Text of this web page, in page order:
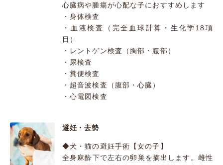
心臓病や腫瘍が心配な子におすすめします
・身体検査
・血液検査（完全血球計算・生化学18項
目）
・レントゲン検査（胸部・腹部）
・尿検査
・糞便検査
・超音波検査（腹部・心臓）
・心電図検査
避妊・去勢
◆犬・猫の避妊手術【女の子】
全身麻酔下で左右の卵巣を摘出します。雌性